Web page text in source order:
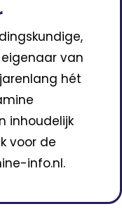
van
hét
inhoudelijk
voor de
info.nl.